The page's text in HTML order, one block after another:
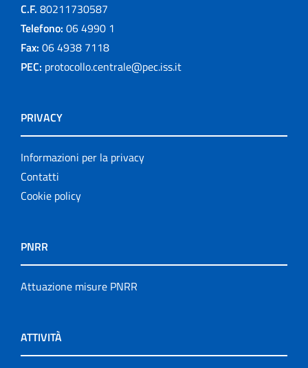
C.F. 80211730587
Telefono: 06 4990 1
Fax: 06 4938 7118
PEC: protocollo.centrale@pec.iss.it
PRIVACY
Informazioni per la privacy
Contatti
Cookie policy
PNRR
Attuazione misure PNRR
ATTIVITÀ